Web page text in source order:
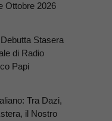
Ottobre 2026
Stasera
di Radio
Papi
Tra Dazi,
il Nostro